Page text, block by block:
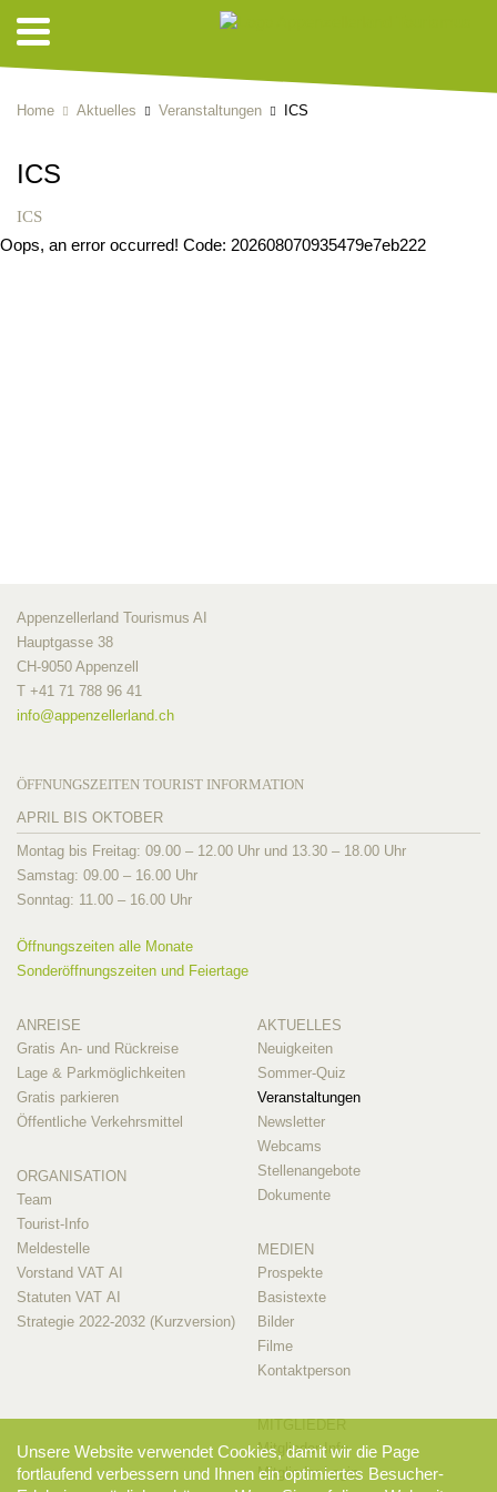
Home Aktuelles Veranstaltungen ICS
ICS
ICS
Oops, an error occurred! Code: 202608070935479e7eb222
Appenzellerland Tourismus AI
Hauptgasse 38
CH-9050 Appenzell
T +41 71 788 96 41
info@appenzellerland.ch
ÖFFNUNGSZEITEN TOURIST INFORMATION
APRIL BIS OKTOBER
Montag bis Freitag: 09.00 – 12.00 Uhr und 13.30 – 18.00 Uhr
Samstag: 09.00 – 16.00 Uhr
Sonntag: 11.00 – 16.00 Uhr
Öffnungszeiten alle Monate
Sonderöffnungszeiten und Feiertage
ANREISE
Gratis An- und Rückreise
Lage & Parkmöglichkeiten
Gratis parkieren
Öffentliche Verkehrsmittel
ORGANISATION
Team
Tourist-Info
Meldestelle
Vorstand VAT AI
Statuten VAT AI
Strategie 2022-2032 (Kurzversion)
AKTUELLES
Neuigkeiten
Sommer-Quiz
Veranstaltungen
Newsletter
Webcams
Stellenangebote
Dokumente
MEDIEN
Prospekte
Basistexte
Bilder
Filme
Kontaktperson
Mitglieder-Info
Mitglieder-Login
Unsere Website verwendet Cookies, damit wir die Page
fortlaufend verbessern und Ihnen ein optimiertes Besucher-